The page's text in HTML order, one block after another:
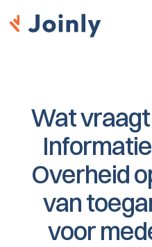
Wat
Overheid
van
voor